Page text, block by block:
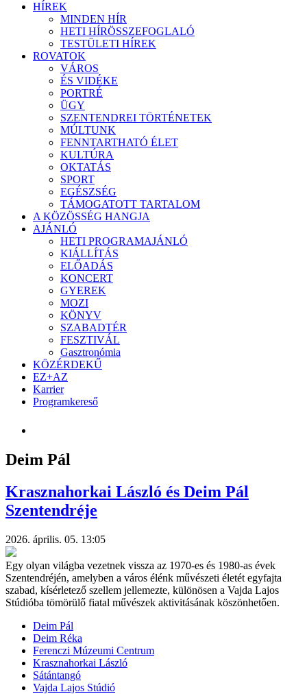
HÍREK
MINDEN HÍR
HETI HÍRÖSSZEFOGLALÓ
TESTÜLETI HÍREK
ROVATOK
VÁROS
ÉS VIDÉKE
PORTRÉ
ÜGY
SZENTENDREI TÖRTÉNETEK
MÚLTUNK
FENNTARTHATÓ ÉLET
KULTÚRA
OKTATÁS
SPORT
EGÉSZSÉG
TÁMOGATOTT TARTALOM
A KÖZÖSSÉG HANGJA
AJÁNLÓ
HETI PROGRAMAJÁNLÓ
KIÁLLÍTÁS
ELŐADÁS
KONCERT
GYEREK
MOZI
KÖNYV
SZABADTÉR
FESZTIVÁL
Gasztronómia
KÖZÉRDEKŰ
EZ+AZ
Karrier
Programkereső
Deim Pál
Krasznahorkai László és Deim Pál
Szentendréje
2026. április. 05. 13:05
Egy olyan világba vezetnek vissza az 1970-es és 1980-as évek
Szentendréjén, amelyben a város élénk művészeti életét egyfajta
szabad, kísérletező szellem jellemezte, különösen a Vajda Lajos
Stúdióba tömörülő fiatal művészek aktivitásának köszönhetően.
Deim Pál
Deim Réka
Ferenczi Múzeumi Centrum
Krasznahorkai László
Sátántangó
Vajda Lajos Stúdió